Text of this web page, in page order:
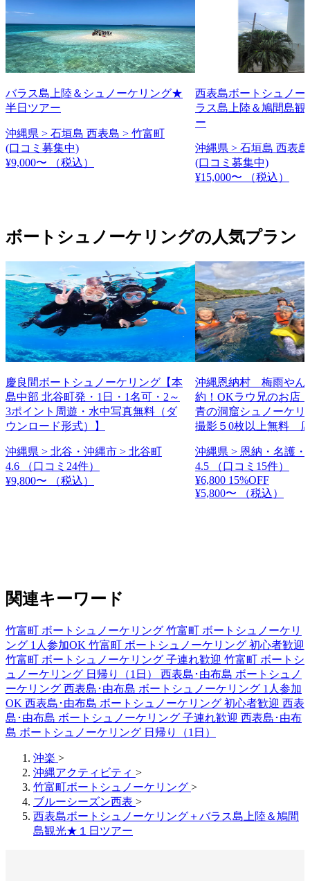
バラス島上陸＆シュノーケリング★
半日ツアー
沖縄県 > 石垣島 西表島 > 竹富町
(口コミ募集中)
¥9,000〜
（税込）
西表島ボートシュノー
ラス島上陸＆鳩間島
ー
沖縄県 > 石垣島 西表
(口コミ募集中)
¥15,000〜
（税込）
ボートシュノーケリングの人気プラン
慶良間ボートシュノーケリング【本
島中部 北谷町発・1日・1名可・2～
3ポイント周遊・水中写真無料（ダ
ウンロード形式）】
沖縄県 > 北谷・沖縄市 > 北谷町
4.6
（口コミ24件）
¥9,800〜
（税込）
沖縄恩納村 梅雨や
約！OKラウ兄のお店
青の洞窟シュノーケ
撮影５0枚以上無料
沖縄県 > 恩納・名護・
4.5
（口コミ15件）
¥6,800 15%OFF
¥5,800〜
（税込）
関連キーワード
竹富町 ボートシュノーケリング 竹富町 ボートシュノーケリ
ング 1人参加OK 竹富町 ボートシュノーケリング 初心者歓迎
竹富町 ボートシュノーケリング 子連れ歓迎 竹富町 ボートシ
ュノーケリング 日帰り（1日） 西表島･由布島 ボートシュノ
ーケリング 西表島･由布島 ボートシュノーケリング 1人参加
OK 西表島･由布島 ボートシュノーケリング 初心者歓迎 西表
島･由布島 ボートシュノーケリング 子連れ歓迎 西表島･由布
島 ボートシュノーケリング 日帰り（1日）
沖楽 >
沖縄アクティビティ >
竹富町ボートシュノーケリング >
ブルーシーズン西表 >
西表島ボートシュノーケリング＋バラス島上陸＆鳩間
島観光★１日ツアー